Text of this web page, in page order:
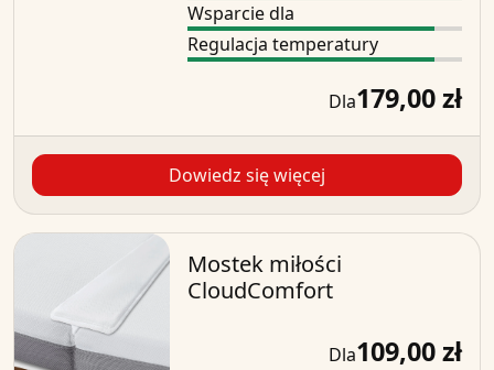
Wsparcie dla
Regulacja temperatury
Dla179,00 zł
Dowiedz się więcej
Mostek miłości
CloudComfort
Dla109,00 zł